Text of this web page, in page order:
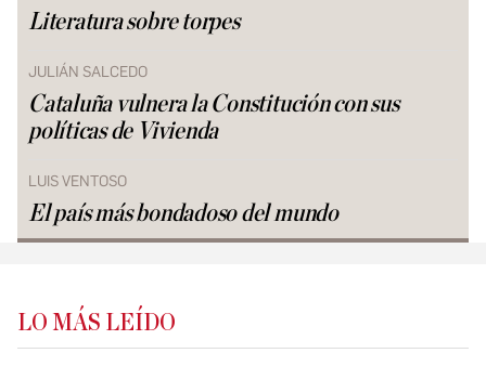
Literatura sobre torpes
JULIÁN SALCEDO
Cataluña vulnera la Constitución con sus
políticas de Vivienda
LUIS VENTOSO
El país más bondadoso del mundo
LO MÁS LEÍDO